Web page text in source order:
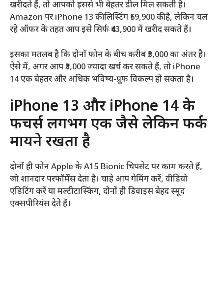
खरीदते हैं, तो आपको इससे भी बेहतर डील मिल सकती है।
Amazon पर iPhone 13 की लिस्टिंग ₹59,900 की है, लेकिन चल
रहे ऑफर के तहत आप इसे सिर्फ ₹43,900 में खरीद सकते हैं।
इसका मतलब है कि दोनों फोन के बीच करीब ₹3,000 का अंतर है।
ऐसे में, अगर आप ₹3,000 ज्यादा खर्च कर सकते हैं, तो iPhone
14 एक बेहतर और अधिक भविष्य-प्रूफ विकल्प हो सकता है।
iPhone 13 और iPhone 14 के
फीचर्स लगभग एक जैसे लेकिन फर्क
मायने रखता है
दोनों ही फोन Apple के A15 Bionic चिपसेट पर काम करते हैं,
जो शानदार परफॉर्मेंस देता है। चाहे आप गेमिंग करें, वीडियो
एडिटिंग करें या मल्टीटास्किंग, दोनों ही डिवाइस बेहद स्मूद
एक्सपीरियंस देते हैं।